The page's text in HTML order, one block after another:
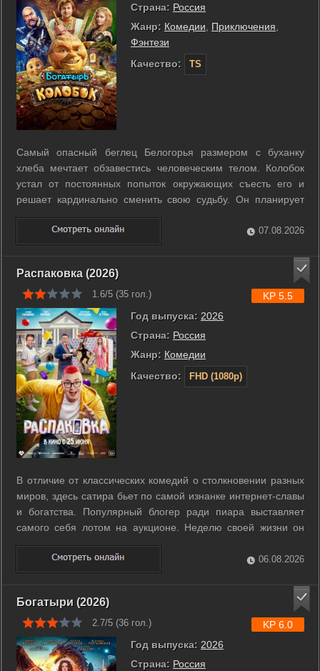
Страна: Россия
Жанр: Комедии Приключения
Фэнтези
Качество:
TS
Самый опасный беглец Белогорья размером с буханку
хлеба мечтает обзавестись человеческим телом. Колобок
устал от постоянных попыток окружающих съесть его и
решает кардинально сменить свою судьбу. Он планирует
рискованное магическое переселение, но заклинание из
волшебного зеркала дает неожиданный сбой. Вместо
могучего богатыря амбициозный ...
07.08.2026
Распаковка (2026)
1.6/5 (35 гол.)
Год выпуска: 2026
Страна: Россия
Жанр: Комедии
Качество:
FHD (1080p)
KP 5.5
В отличие от классических комедий о столкновении разных
миров, здесь сатира бьет по самой изнанке интернет-славы
и богатства. Популярный блогер ради пиара выставляет
самого себя лотом на аукционе. Неделю своей жизни он
должен провести на побегушках у единственного
покупателя. Им становится избалованный сын влиятельного
бизнесмена, привыкший ...
06.08.2026
Богатыри (2026)
2.7/5 (36 гол.)
Год выпуска: 2026
Страна: Россия
KP 6.0